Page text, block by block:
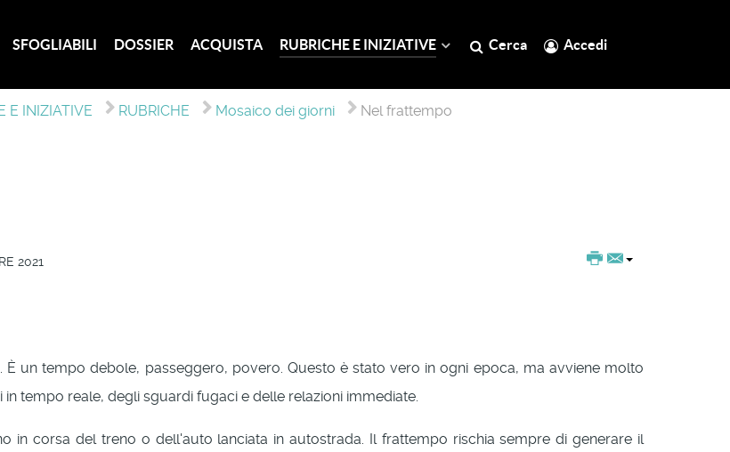
SFOGLIABILI DOSSIER ACQUISTA RUBRICHE E INIZIATIVE Cerca Accedi
E INIZIATIVE RUBRICHE Mosaico dei giorni Nel frattempo
2021
un tempo debole, passeggero, povero. Questo è stato vero in ogni epoca, ma avviene molto
tempo reale, degli sguardi fugaci e delle relazioni immediate.
in corsa del treno o dell'auto lanciata in autostrada. Il frattempo rischia sempre di generare il